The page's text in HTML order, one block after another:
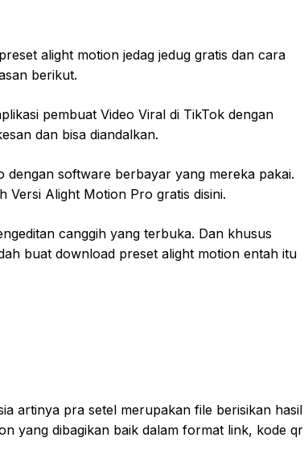
alight motion jedag jedug gratis dan cara
berikut.
pembuat Video Viral di TikTok dengan
dan bisa diandalkan.
software berbayar yang mereka pakai.
Versi Alight Motion Pro gratis disini.
canggih yang terbuka. Dan khusus
buat download preset alight motion entah itu
artinya pra setel merupakan file berisikan hasil
yang dibagikan baik dalam format link, kode qr